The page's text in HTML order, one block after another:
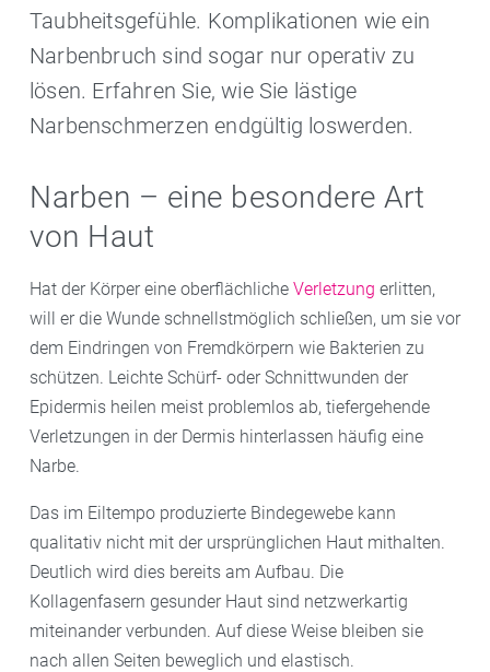
Taubheitsgefühle. Komplikationen wie ein
Narbenbruch sind sogar nur operativ zu
lösen. Erfahren Sie, wie Sie lästige
Narbenschmerzen endgültig loswerden.
Narben – eine besondere Art
von Haut
Hat der Körper eine oberflächliche Verletzung erlitten,
will er die Wunde schnellstmöglich schließen, um sie vor
dem Eindringen von Fremdkörpern wie Bakterien zu
schützen. Leichte Schürf- oder Schnittwunden der
Epidermis heilen meist problemlos ab, tiefergehende
Verletzungen in der Dermis hinterlassen häufig eine
Narbe.
Das im Eiltempo produzierte Bindegewebe kann
qualitativ nicht mit der ursprünglichen Haut mithalten.
Deutlich wird dies bereits am Aufbau. Die
Kollagenfasern gesunder Haut sind netzwerkartig
miteinander verbunden. Auf diese Weise bleiben sie
nach allen Seiten beweglich und elastisch.